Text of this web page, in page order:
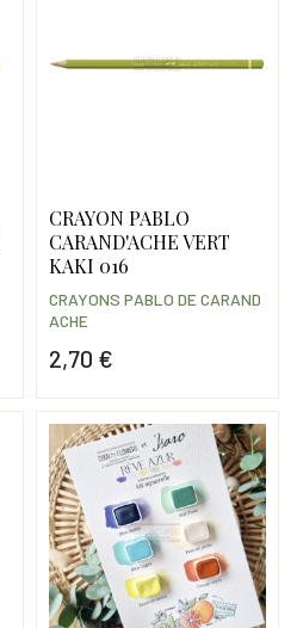
CRAYON PABLO
CARAND'ACHE VERT
KAKI 016
2,70 €
CRAYONS PABLO DE CARAND
ACHE